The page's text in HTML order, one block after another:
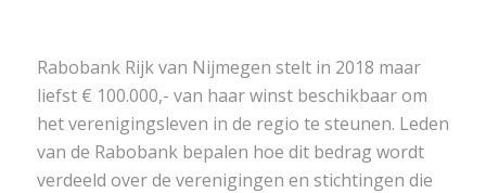
Rabobank Rijk van Nijmegen stelt in 2018 maar
liefst € 100.000,- van haar winst beschikbaar om
het verenigingsleven in de regio te steunen. Leden
van de Rabobank bepalen hoe dit bedrag wordt
verdeeld over de verenigingen en stichtingen die